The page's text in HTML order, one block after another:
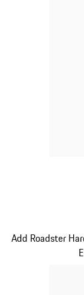
Add Roadster
Slide 6 von 20